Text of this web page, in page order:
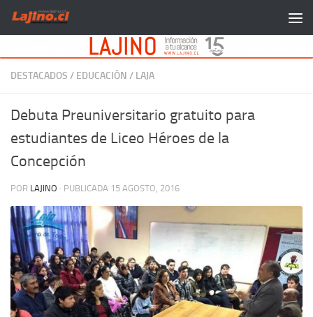
Saltar al contenido
DESTACADOS / EDUCACIÓN / LAJA
Debuta Preuniversitario gratuito para
estudiantes de Liceo Héroes de la
Concepción
POR LAJINO · PUBLICADA 15 AGOSTO, 2016